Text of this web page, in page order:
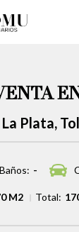
Plata,
Baños: -
M2 Total: